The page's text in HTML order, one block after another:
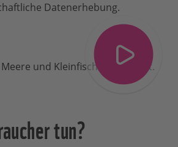
Datenerhebung.
und Kleinfischer bedeutet.
tun?